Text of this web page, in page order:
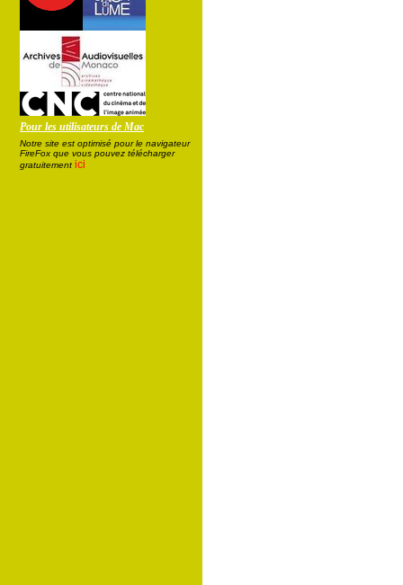
Pour les utilisateurs de Mac
Notre site est optimisé pour le navigateur
FireFox que vous pouvez télécharger
gratuitement ici